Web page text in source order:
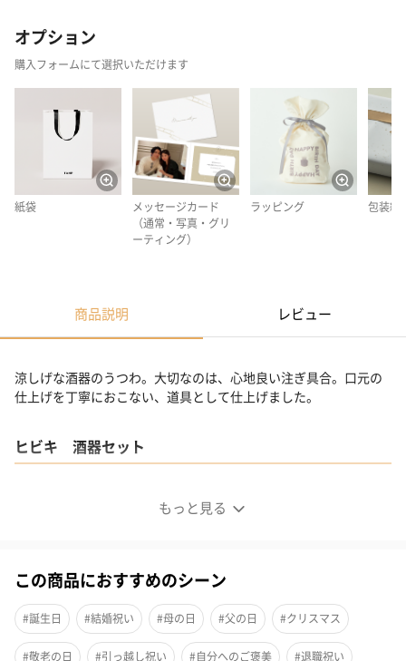
オプション
購入フォームにて選択いただけます
紙袋
メッセージカード
（通常・写真・グリ
ーティング）
ラッピング 包装紙
商品説明 レビュー
もっと見る
涼しげな酒器のうつわ。大切なのは、心地良い注ぎ具合。口元の
仕上げを丁寧におこない、道具として仕上げました。
ヒビキ 酒器セット
この商品におすすめのシーン
#誕生日 #結婚祝い #母の日 #父の日 #クリスマス
#敬老の日 #引っ越し祝い #自分へのご褒美 #退職祝い